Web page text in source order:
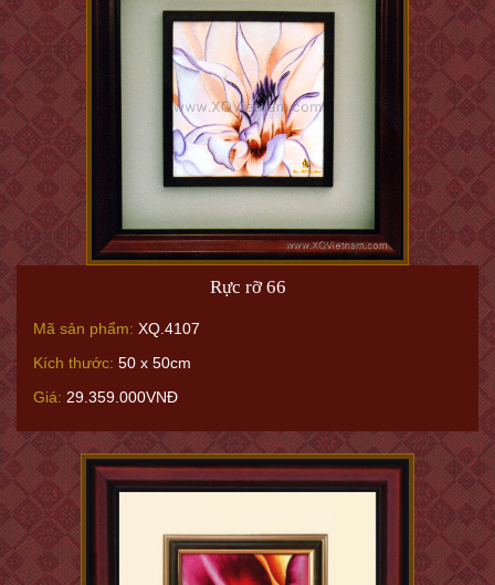
Rực rỡ 66
Mã sản phẩm: XQ.4107
Kích thước: 50 x 50cm
Giá: 29.359.000VNĐ